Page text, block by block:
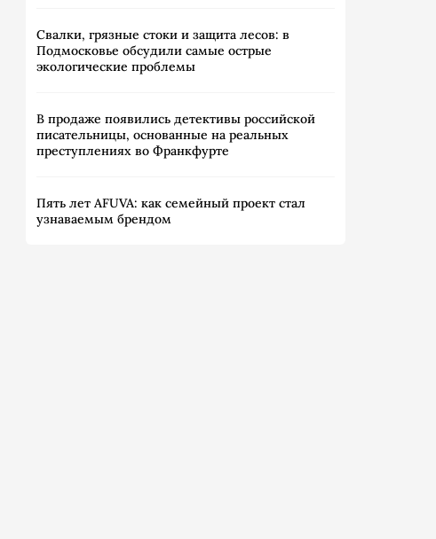
Свалки, грязные стоки и защита лесов: в
Подмосковье обсудили самые острые
экологические проблемы
В продаже появились детективы российской
писательницы, основанные на реальных
преступлениях во Франкфурте
Пять лет AFUVA: как семейный проект стал
узнаваемым брендом